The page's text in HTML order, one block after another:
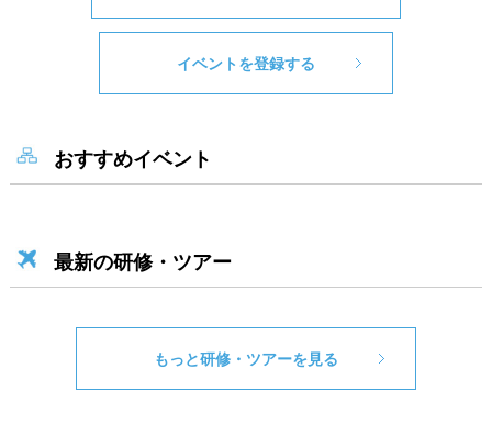
イベントを登録する
おすすめイベント
最新の研修・ツアー
もっと研修・ツアーを見る